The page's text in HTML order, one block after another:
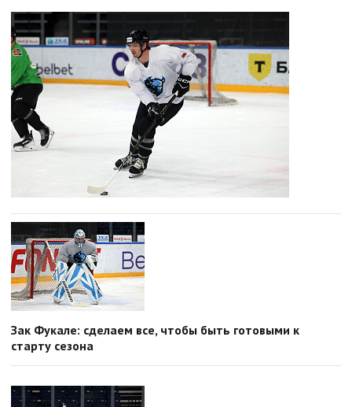
Зак Фукале: сделаем все, чтобы быть готовыми к
старту сезона